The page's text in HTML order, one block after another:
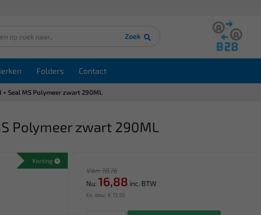
Zoek
Folders Contact
+ Seal MS Polymeer zwart 290ML
Polymeer zwart 290ML
Korting
Van: 18,76
Nu: 16,88 inc. BTW
Ex. btw: € 13,95